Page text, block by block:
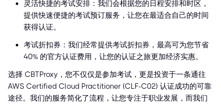
灵活快捷的考试安排：我们会根据您的日程安排和时区，
提供快速便捷的考试预订服务，让您在最适合自己的时间
获得认证。
考试折扣券：我们经常提供考试折扣券，最高可为您节省
40% 的官方认证费用，让您的认证之旅更加经济实惠。
选择 CBTProxy，您不仅仅是参加考试，更是投资于一条通往
AWS Certified Cloud Practitioner (CLF-C02) 认证成功的可靠
途径。我们的服务简化了流程，让您专注于职业发展，而我们